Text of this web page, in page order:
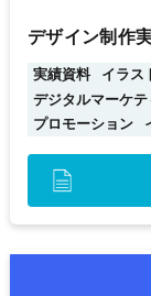
デザイン制作
実績資料 イラス
デジタルマーケテ
プロモーション